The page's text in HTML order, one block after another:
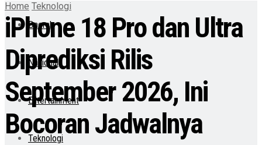
Daerah
Nasional
Entertainment
Teknologi
Home Teknologi
iPhone 18 Pro dan Ultra
Diprediksi Rilis
September 2026, Ini
Bocoran Jadwalnya